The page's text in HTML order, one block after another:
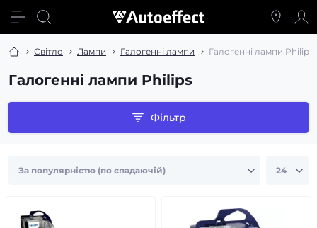
Світло Лампи Галогенні лампи Галогенні лампи Philips
Галогенні лампи Philips
Фільтр